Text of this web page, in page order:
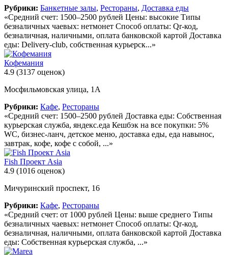
Рубрики: Банкетные залы, Рестораны, Доставка еды
«Средний счет: 1500–2500 рублей Цены: высокие Типы
безналичных чаевых: нетмонет Способ оплаты: Qr-код,
безналичная, наличными, оплата банковской картой Доставка
еды: Delivery-club, собственная курьерск...»
Кофемания
4.9 (3137 оценок)
Мосфильмовская улица, 1А
Рубрики: Кафе, Рестораны
«Средний счет: 1500–2500 рублей Доставка еды: Собственная
курьерская служба, яндекс.еда Кешбэк на все покупки: 5%
WC, бизнес-ланч, детское меню, доставка еды, еда навынос,
завтрак, кофе, кофе с собой, ...»
Fish Проект Asia
4.9 (1016 оценок)
Мичуринский проспект, 16
Рубрики: Кафе, Рестораны
«Средний счет: от 1000 рублей Цены: выше среднего Типы
безналичных чаевых: нетмонет Способ оплаты: Qr-код,
безналичная, наличными, оплата банковской картой Доставка
еды: Собственная курьерская служба, ...»